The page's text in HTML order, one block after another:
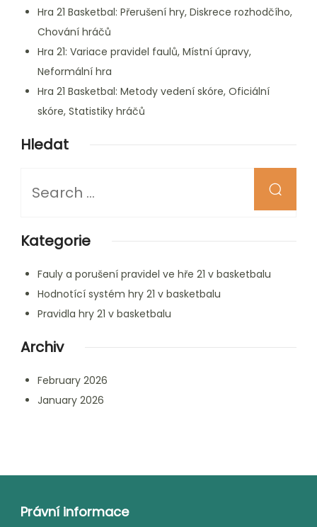
Hra 21 Basketbal: Přerušení hry, Diskrece rozhodčího,
Chování hráčů
Hra 21: Variace pravidel faulů, Místní úpravy,
Neformální hra
Hra 21 Basketbal: Metody vedení skóre, Oficiální
skóre, Statistiky hráčů
Hledat
for
Kategorie
Fauly a porušení pravidel ve hře 21 v basketbalu
Hodnotící systém hry 21 v basketbalu
Pravidla hry 21 v basketbalu
Archiv
February 2026
January 2026
Právní informace